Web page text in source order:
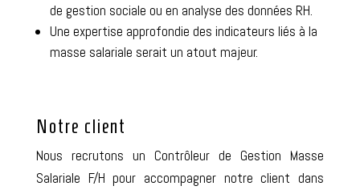
de gestion sociale ou en analyse des données RH.
Une expertise approfondie des indicateurs liés à la
masse salariale serait un atout majeur.
Notre client
Nous recrutons un Contrôleur de Gestion Masse
Salariale F/H pour accompagner notre client dans